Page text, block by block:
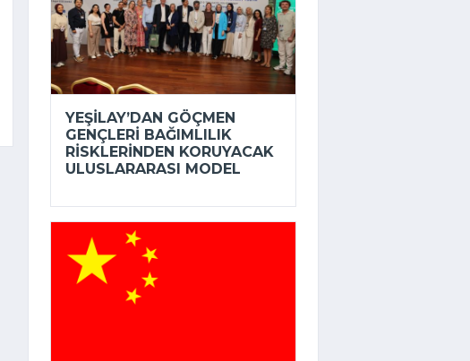
YEŞILAY’DAN GÖÇMEN
GENÇLERI BAĞIMLILIK
RISKLERINDEN KORUYACAK
ULUSLARARASI MODEL